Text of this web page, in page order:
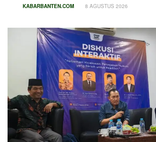
KABARBANTEN.COM 8 AGUSTUS 2026